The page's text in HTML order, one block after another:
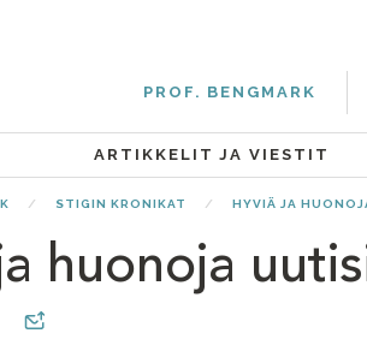
PROF. BENGMARK
ARTIKKELIT JA VIESTIT
STIGIN KRONIKAT HYVIÄ JA
huonoja